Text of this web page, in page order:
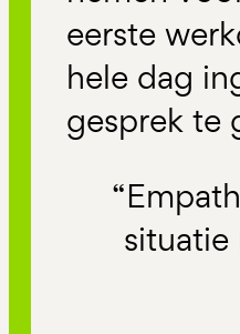
eerste
hele dag
gesprek te